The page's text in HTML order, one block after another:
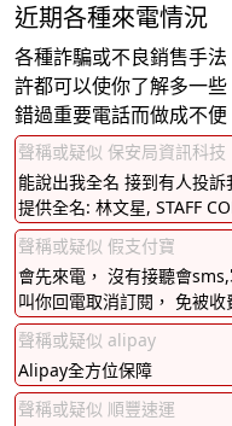
近期各種來電情況
各種詐騙或不良銷售手
許都可以使你了解多一
錯過重要電話而做成不便
聲稱或疑似 保安局資訊科技
能說出我全名 接到有人投
提供全名: 林文星, STAFF
聲稱或疑似 假支付寶
會先來電， 沒有接聽會
叫你回電取消訂閱， 免被收
聲稱或疑似 alipay
Alipay全方位保障
聲稱或疑似 順豐速運